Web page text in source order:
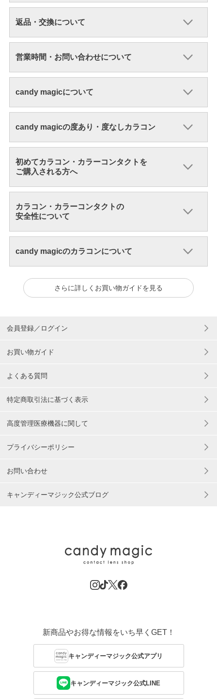
返品・交換について
営業時間・お問い合わせについて
candy magicについて
candy magicの度あり・度なしカラコン
初めてカラコン・カラーコンタクトを
ご購入される方へ
カラコン・カラーコンタクトの
安全性について
candy magicのカラコンについて
さらに詳しくお買い物ガイドを見る
会員登録／ログイン
お買い物ガイド
よくある質問
特定商取引法に基づく表示
高度管理医療機器に関して
プライバシーポリシー
お問い合わせ
キャンディーマジック公式ブログ
新商品やお得な情報をいち早くGET！
キャンディーマジック公式アプリ
キャンディーマジック公式LINE